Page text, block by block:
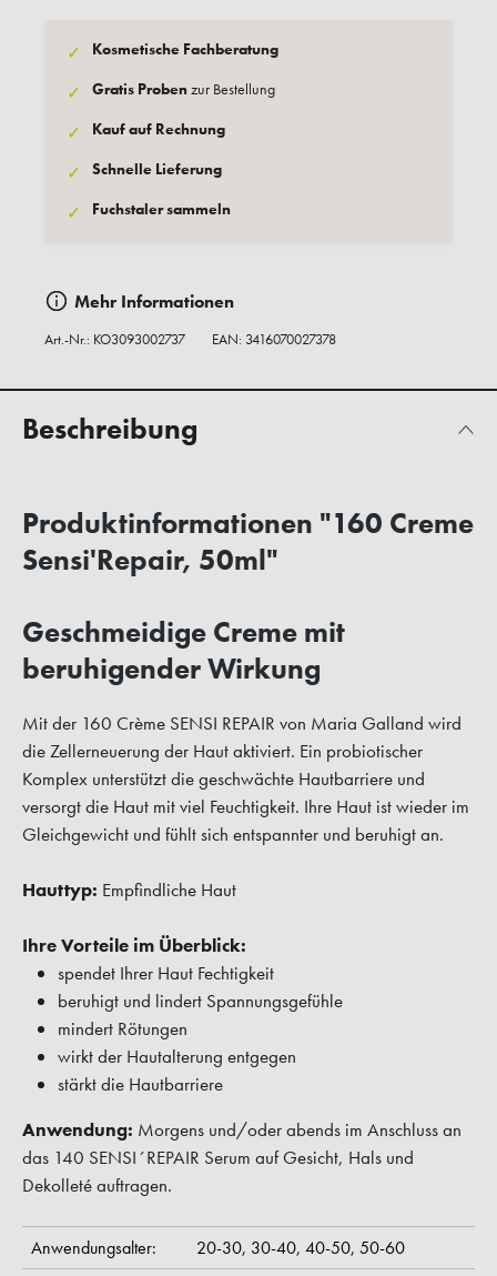
✓ Kosmetische Fachberatung
✓ Gratis Probenzur Bestellung
✓ Kauf auf Rechnung
✓ Schnelle Lieferung
✓ Fuchstaler sammeln
Mehr Informationen
Art.-Nr.: KO3093002737 EAN: 3416070027378
Beschreibung
Produktinformationen "160 Creme
Sensi'Repair, 50ml"
Geschmeidige Creme mit
beruhigender Wirkung
Mit der 160 Crème SENSI REPAIR von Maria Galland wird
die Zellerneuerung der Haut aktiviert. Ein probiotischer
Komplex unterstützt die geschwächte Hautbarriere und
versorgt die Haut mit viel Feuchtigkeit. Ihre Haut ist wieder im
Gleichgewicht und fühlt sich entspannter und beruhigt an.
Hauttyp: Empfindliche Haut
Ihre Vorteile im Überblick:
spendet Ihrer Haut Fechtigkeit
beruhigt und lindert Spannungsgefühle
mindert Rötungen
wirkt der Hautalterung entgegen
stärkt die Hautbarriere
Anwendung: Morgens und/oder abends im Anschluss an
das 140 SENSI´REPAIR Serum auf Gesicht, Hals und
Dekolleté auftragen.
Anwendungsalter: 20-30, 30-40, 40-50, 50-60